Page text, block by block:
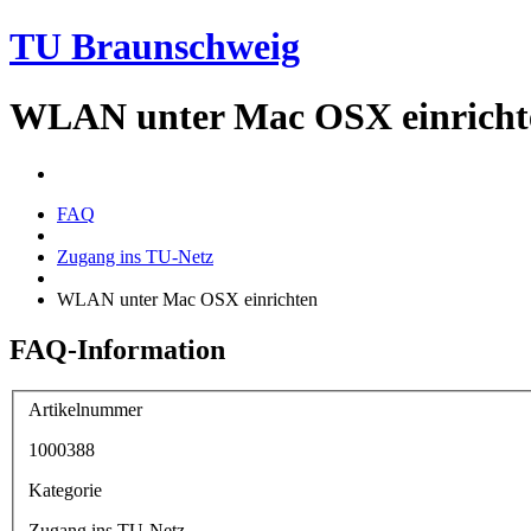
TU Braunschweig
WLAN unter Mac OSX
FAQ
Zugang ins TU-Netz
WLAN unter Mac OSX einrichten
FAQ-Information
Artikelnummer
1000388
Kategorie